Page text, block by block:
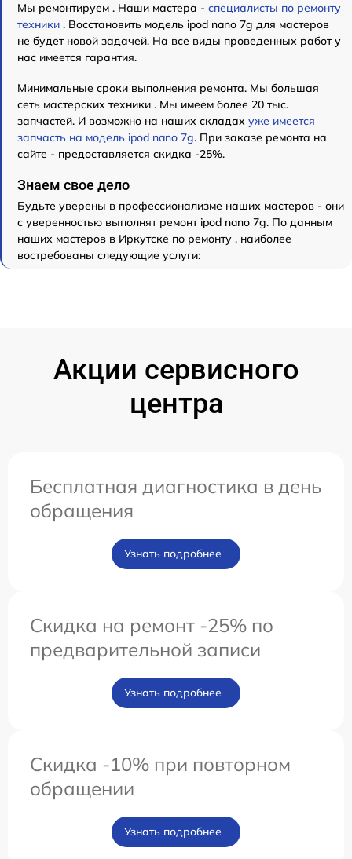
Мы ремонтируем . Наши мастера - специалисты по ремонту
техники . Восстановить модель ipod nano 7g для мастеров
не будет новой задачей. На все виды проведенных работ у
нас имеется гарантия.
Минимальные сроки выполнения ремонта. Мы большая
сеть мастерских техники . Мы имеем более 20 тыс.
запчастей. И возможно на наших складах уже имеется
запчасть на модель ipod nano 7g. При заказе ремонта на
сайте - предоставляется скидка -25%.
Знаем свое дело
Будьте уверены в профессионализме наших мастеров - они
с уверенностью выполнят ремонт ipod nano 7g. По данным
наших мастеров в Иркутске по ремонту , наиболее
востребованы следующие услуги:
Акции сервисного
центра
Бесплатная диагностика в день
обращения
Узнать подробнее
Скидка на ремонт -25% по
предварительной записи
Узнать подробнее
Скидка -10% при повторном
обращении
Узнать подробнее